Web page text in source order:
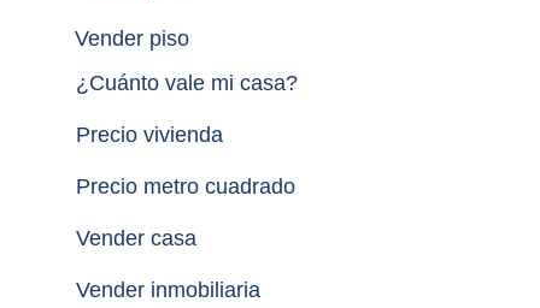
¿Cuánto vale mi casa?
Precio vivienda
Precio metro cuadrado
Vender casa
Vender inmobiliaria
Vender piso